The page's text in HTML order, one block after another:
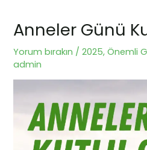
Anneler Günü
Yorum bırakın /2025,Önemli
admin